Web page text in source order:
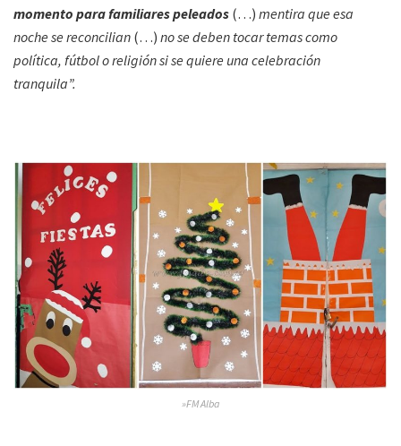
momento para familiares peleados (…) mentira que esa
noche se reconcilian (…) no se deben tocar temas como
política, fútbol o religión si se quiere una celebración
tranquila”.
»FM Alba